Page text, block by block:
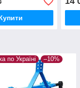
по Україні –10%